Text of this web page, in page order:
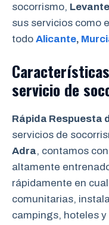
socorrismo,
sus servicios como
todo Alicante,
servicio de
Rápida Respuesta
servicios de
Adra, contamos
altamente
rápidamente en
comunitarias,
campings, hoteles